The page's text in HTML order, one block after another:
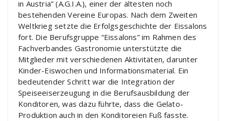
in Austria” (A.G.I.A.), einer der ältesten noch
bestehenden Vereine Europas. Nach dem Zweiten
Weltkrieg setzte die Erfolgsgeschichte der Eissalons
fort. Die Berufsgruppe “Eissalons” im Rahmen des
Fachverbandes Gastronomie unterstützte die
Mitglieder mit verschiedenen Aktivitäten, darunter
Kinder-Eiswochen und Informationsmaterial. Ein
bedeutender Schritt war die Integration der
Speiseeiserzeugung in die Berufsausbildung der
Konditoren, was dazu führte, dass die Gelato-
Produktion auch in den Konditoreien Fuß fasste.